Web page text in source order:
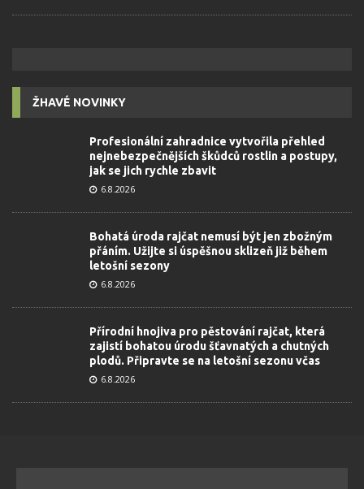
ŽHAVÉ NOVINKY
Profesionální zahradnice vytvořila přehled
nejnebezpečnějších škůdců rostlin a postupy,
jak se jich rychle zbavit
6.8.2026
Bohatá úroda rajčat nemusí být jen zbožným
přáním. Užijte si úspěšnou sklizeň již během
letošní sezony
6.8.2026
Přírodní hnojiva pro pěstování rajčat, která
zajistí bohatou úrodu šťavnatých a chutných
plodů. Připravte se na letošní sezonu včas
6.8.2026